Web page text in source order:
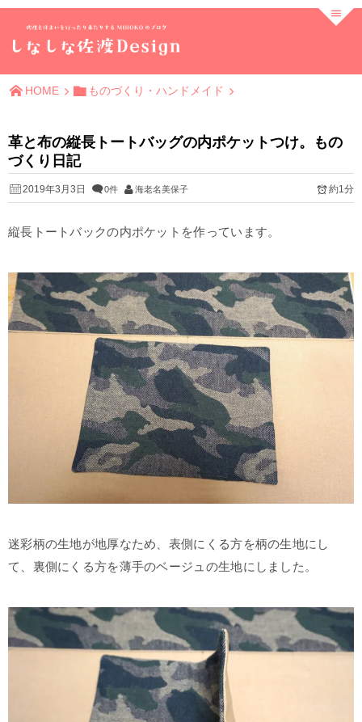
HOME ものづくり・ハンドメイド
革と布の縦長トートバッグの内ポケットつけ。もの
づくり日記
2019年3月3日 0件 海老名美保子 約1分
縦長トートバックの内ポケットを作っています。
迷彩柄の生地が地厚なため、表側にくる方を柄の生地にし
て、裏側にくる方を薄手のベージュの生地にしました。